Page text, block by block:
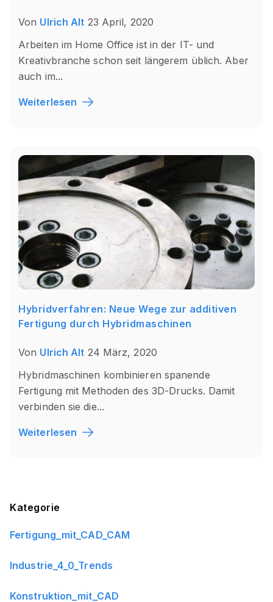
Von Ulrich Alt 23 April, 2020
Arbeiten im Home Office ist in der IT- und
Kreativbranche schon seit längerem üblich. Aber
auch im...
Weiterlesen
Hybridverfahren: Neue Wege zur additiven
Fertigung durch Hybridmaschinen
Von Ulrich Alt 24 März, 2020
Hybridmaschinen kombinieren spanende
Fertigung mit Methoden des 3D-Drucks. Damit
verbinden sie die...
Weiterlesen
Blog Sidebar
Kategorie
Fertigung_mit_CAD_CAM
Industrie_4_0_Trends
Konstruktion_mit_CAD